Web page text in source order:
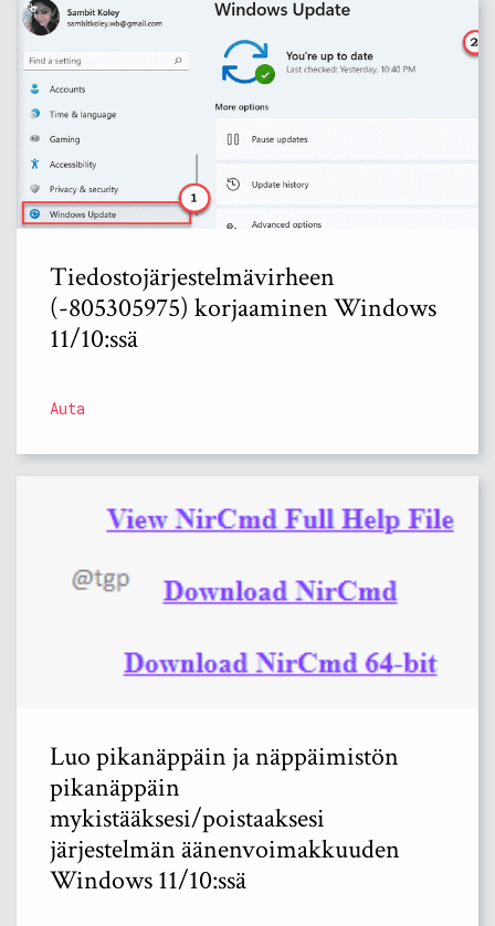
Tiedostojärjestelmävirheen
(-805305975) korjaaminen Windows
11/10:ssä
Auta
Luo pikanäppäin ja näppäimistön
pikanäppäin
mykistääksesi/poistaaksesi
järjestelmän äänenvoimakkuuden
Windows 11/10:ssä